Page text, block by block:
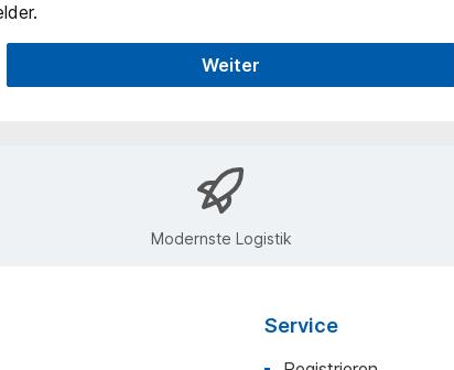
Weiter
Modernste Logistik
Service